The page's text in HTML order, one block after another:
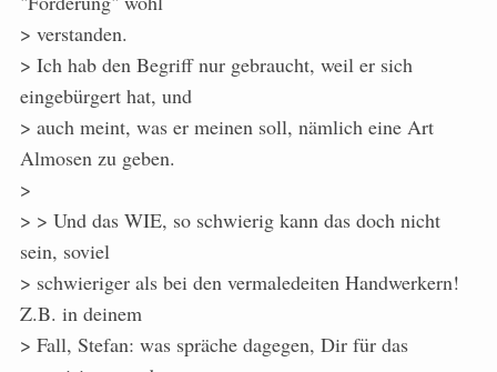
> verstanden.
> Ich hab den Begriff nur gebraucht, weil er sich
eingebürgert hat, und
> auch meint, was er meinen soll, nämlich eine Art
Almosen zu geben.
>
> > Und das WIE, so schwierig kann das doch nicht
sein, soviel
> schwieriger als bei den vermaledeiten Handwerkern!
Z.B. in deinem
> Fall, Stefan: was spräche dagegen, Dir für das